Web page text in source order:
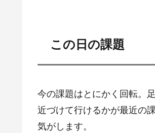
この日の課題
今の課題はとにかく回転。
近づけて行けるかが最近の
気がします。